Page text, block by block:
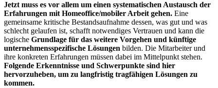
Jetzt muss es vor allem um einen systematischen Austausch der
Erfahrungen mit Homeoffice/mobiler Arbeit gehen. Eine
gemeinsame kritische Bestandsaufnahme dessen, was gut und was
schlecht gelaufen ist, schafft notwendiges Vertrauen und kann die
logische Grundlage für das weitere Vorgehen und künftige
unternehmensspezifische Lösungen bilden. Die Mitarbeiter und
ihre konkreten Erfahrungen müssen dabei im Mittelpunkt stehen.
Folgende Erkenntnisse und Schwerpunkte sind hier
hervorzuheben, um zu langfristig tragfähigen Lösungen zu
kommen.